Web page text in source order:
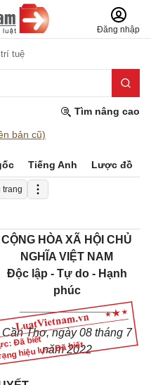
Đăng nhập
tuệ
Tìm nâng cao
bản cũ)
Tiếng Anh Lược đồ
trang
Đã biết
hiệu lực: Đã biết
CỘNG HÒA XÃ HỘI CHỦ
NGHĨA VIỆT NAM
Độc lập - Tự do - Hạnh
phúc
_______________
Cần Thơ, ngày 08 tháng 7
năm 2022